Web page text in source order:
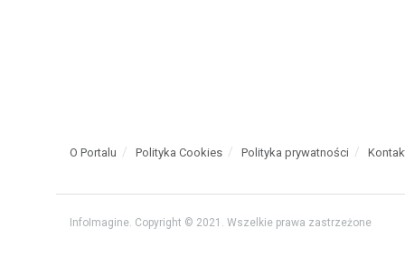
O Portalu Polityka Cookies Polityka prywatności
InfoImagine. Copyright © 2021. Wszelkie prawa zastrzeżone